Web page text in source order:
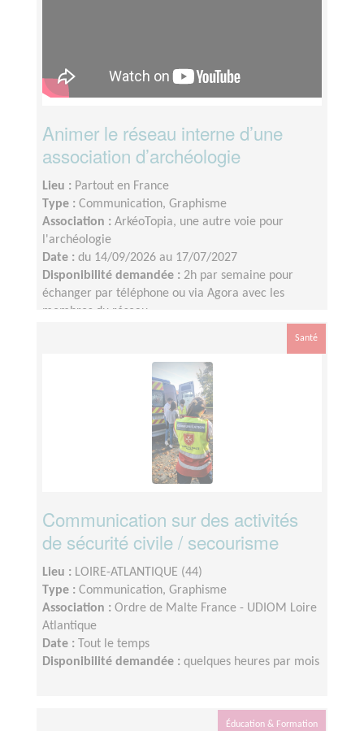
Animer le réseau interne d’une
association d’archéologie
Lieu : Partout en France
Type : Communication, Graphisme
Association : ArkéoTopia, une autre voie pour
l'archéologie
Date : du 14/09/2026 au 17/07/2027
Disponibilité demandée : 2h par semaine pour
échanger par téléphone ou via Agora avec les
membres du réseau
Santé
Communication sur des activités
de sécurité civile / secourisme
Lieu : LOIRE-ATLANTIQUE (44)
Type : Communication, Graphisme
Association : Ordre de Malte France - UDIOM Loire
Atlantique
Date :
Tout le temps
Disponibilité demandée : quelques heures par mois
Éducation & Formation